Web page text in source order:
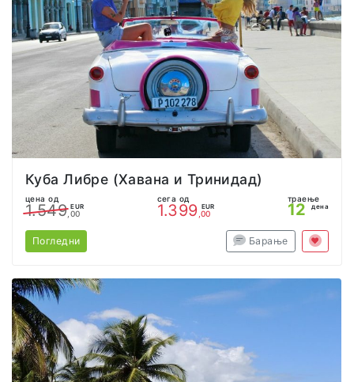
Куба Либре (Хавана и Тринидад)
цена од
1.549 EUR
,00
сега од
1.399 EUR
,00
траење
12 дена
Погледни Барање